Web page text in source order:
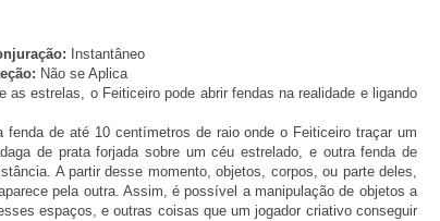
Instantâneo
Não se Aplica
as estrelas, o Feiticeiro pode abrir fendas na realidade e ligando
fenda de até 10 centímetros de raio onde o Feiticeiro traçar um
de prata forjada sobre um céu estrelado, e outra fenda de
A partir desse momento, objetos, corpos, ou parte deles,
pela outra. Assim, é possível a manipulação de objetos a
espaços, e outras coisas que um jogador criativo conseguir